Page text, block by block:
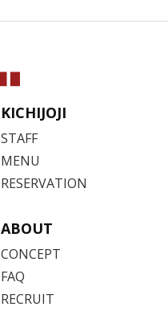
KICHIJOJI
STAFF
MENU
RESERVATION
ABOUT
CONCEPT
FAQ
RECRUIT